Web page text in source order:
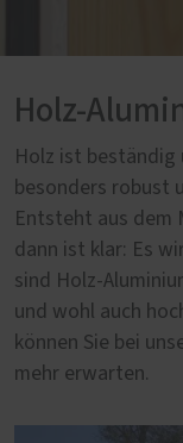
Holz-
Holz ist beständig
besonders robust
Entsteht aus dem
dann ist klar: Es
sind Holz-
und wohl auch
können Sie bei
mehr erwarten.